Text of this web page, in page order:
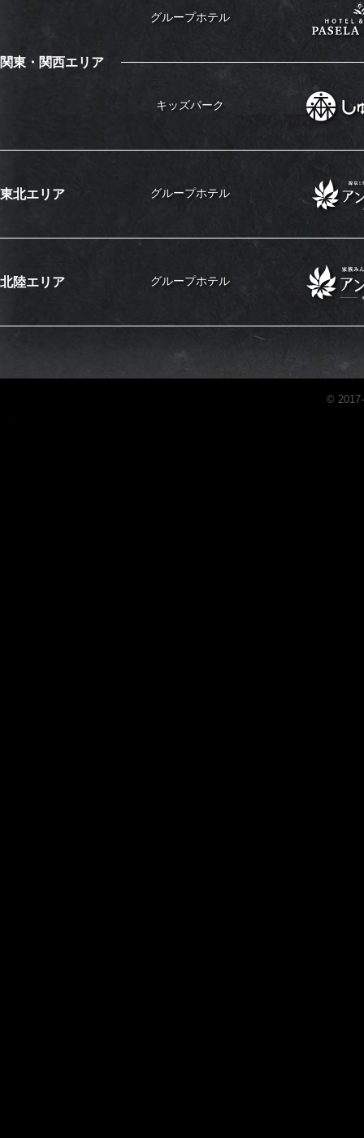
関東・関西エリア
グループホテル
キッズパーク
東北エリア グループホテル
北陸エリア グループホテル
©